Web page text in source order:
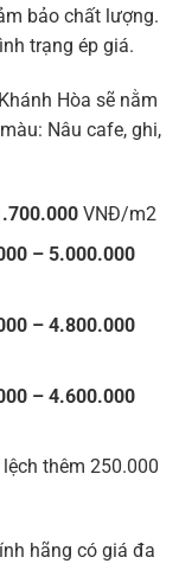
bảo chất lượng.
trạng ép giá.
Hòa sẽ nằm
Nâu cafe, ghi,
VNĐ/m2
– 5.000.000
– 4.800.000
– 4.600.000
thêm 250.000
hãng có giá đa